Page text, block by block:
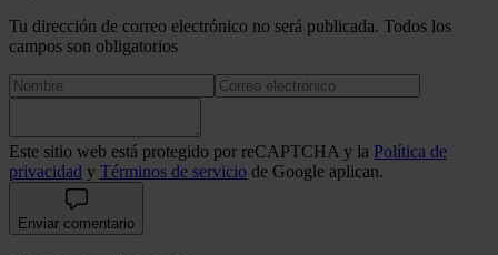
Tu dirección de correo electrónico no será publicada. Todos los
campos son obligatorios
Este sitio web está protegido por reCAPTCHA y la Política de
privacidad y Términos de servicio de Google aplican.
Enviar comentario